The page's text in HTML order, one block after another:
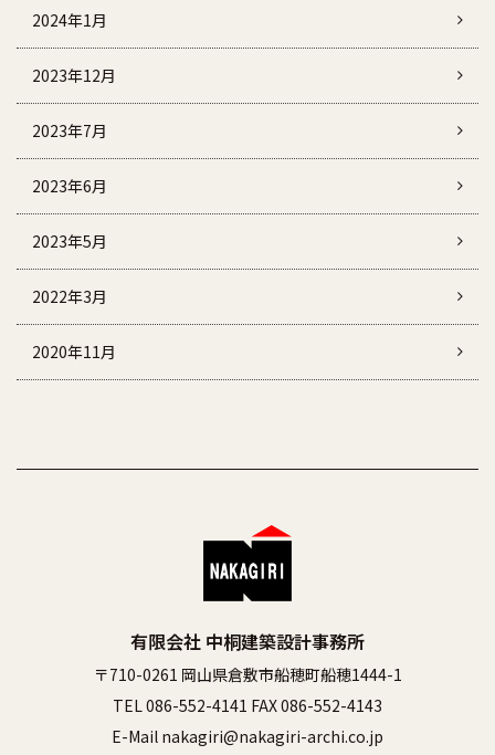
2024年1月
2023年12月
2023年7月
2023年6月
2023年5月
2022年3月
2020年11月
有限会社 中桐建築設計事務所
〒710-0261 岡山県倉敷市船穂町船穂1444-1
TEL 086-552-4141 FAX 086-552-4143
E-Mail nakagiri@nakagiri-archi.co.jp